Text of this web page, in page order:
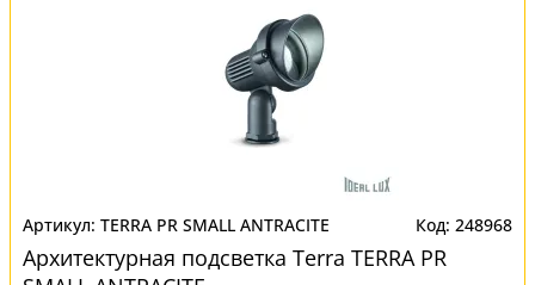
TERRA PR SMALL ANTRACITE 248968
Архитектурная подсветка Terra TERRA PR